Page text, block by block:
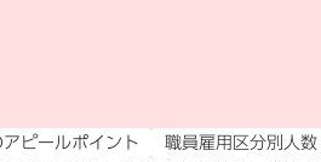
ピールポイント 職員雇用区分別人数